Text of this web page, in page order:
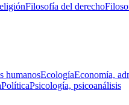
Filosofía del derecho
humanosEcologíaEconomía,
PolíticaPsicología, psicoanálisis